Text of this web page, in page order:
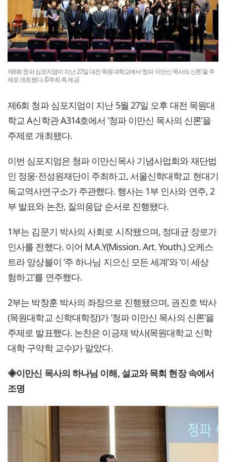
제6회 청파 심포지엄이 지난 27일 대전 목원대학교에서 ‘청파 이만신 목사의 신론’을 주
제로 개최됐다. ©주최 측 제공
제6회 청파 심포지엄이 지난 5월 27일 오후 대전 목원대
학교 A신학관 A314호에서 ‘청파 이만신 목사의 신론’을
주제로 개최됐다.
이번 심포지엄은 청파 이만신목사 기념사업회와 재단법
인 정웅·전성원재단이 주최하고, 서울신학대학교 현대기
독교역사연구소가 주관했다. 행사는 1부 인사와 연주, 2
부 발표와 논찬, 질의응답 순서로 진행됐다.
1부는 김문기 박사의 사회로 시작됐으며, 정대균 장로가
인사를 전했다. 이어 M.A.Y(Mission. Art. Youth.) 오케스
트라 앙상블이 ‘주 하나님 지으신 모든 세계’와 ‘이 세상
험하고’를 연주했다.
2부는 박창훈 박사의 좌장으로 진행됐으며, 권진호 박사
(목원대학교 신학대학장)가 ‘청파 이만신 목사의 신론’을
주제로 발표했다. 논찬은 이긍재 박사(목원대학교 신학
대학 구약학 교수)가 맡았다.
◈이만신 목사의 하나님 이해, 설교와 목회 현장 속에서
조명